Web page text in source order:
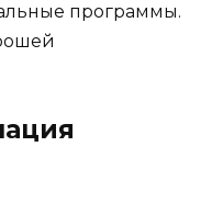
программы.